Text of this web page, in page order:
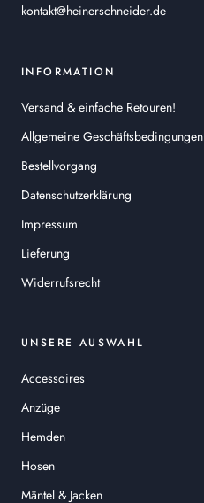
kontakt@heinerschneider.de
INFORMATION
Versand & einfache Retouren!
Allgemeine Geschäftsbedingungen
Bestellvorgang
Datenschutzerklärung
Impressum
Lieferung
Widerrufsrecht
UNSERE AUSWAHL
Accessoires
Anzüge
Hemden
Hosen
Mäntel & Jacken